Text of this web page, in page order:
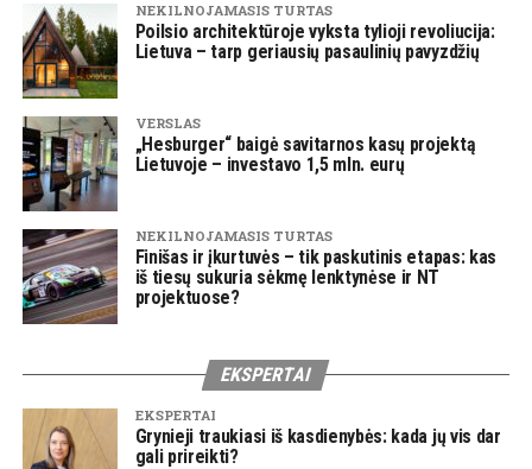
NEKILNOJAMASIS TURTAS
Poilsio architektūroje vyksta tylioji revoliucija:
Lietuva – tarp geriausių pasaulinių pavyzdžių
VERSLAS
„Hesburger“ baigė savitarnos kasų projektą
Lietuvoje – investavo 1,5 mln. eurų
NEKILNOJAMASIS TURTAS
Finišas ir įkurtuvės – tik paskutinis etapas: kas
iš tiesų sukuria sėkmę lenktynėse ir NT
projektuose?
EKSPERTAI
EKSPERTAI
Grynieji traukiasi iš kasdienybės: kada jų vis dar
gali prireikti?